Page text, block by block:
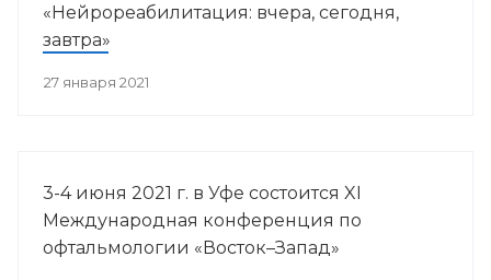
«Нейрореабилитация: вчера, сегодня,
завтра»
27 января 2021
3-4 июня 2021 г. в Уфе состоится XI
Международная конференция по
офтальмологии «Восток–Запад»